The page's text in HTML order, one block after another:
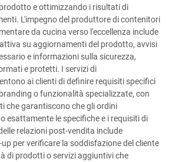
e ottimizzando i risultati di
L'impegno del produttore di contenitori
da cucina verso l'eccellenza include
su aggiornamenti del prodotto, avvisi
e informazioni sulla sicurezza,
e protetti. I servizi di
ai clienti di definire requisiti specifici
o funzionalità specializzate, con
che garantiscono che gli ordini
esattamente le specifiche e i requisiti di
relazioni post-vendita include
per verificare la soddisfazione del cliente
di prodotti o servizi aggiuntivi che